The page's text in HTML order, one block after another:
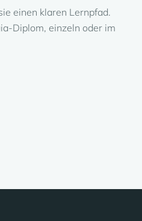
einen klaren Lernpfad.
Diplom, einzeln oder im